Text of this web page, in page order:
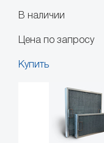
В наличии
Цена по запросу
Купить